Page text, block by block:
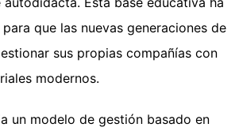
que las nuevas generaciones de
sus propias compañías con
modernos.
un modelo de gestión basado en